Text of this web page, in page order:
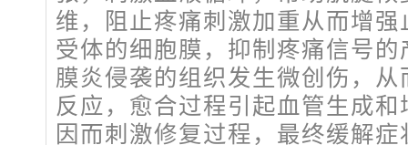
维，阻止疼痛刺激加重从而增
受体的细胞膜，抑制疼痛信号
膜炎侵袭的组织发生微创伤，
反应，愈合过程引起血管生成
因而刺激修复过程，最终缓解症